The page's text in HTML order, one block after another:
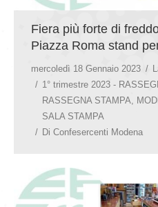
Fiera più forte di
Piazza Roma stand
mercoledì 18 Gennaio 2023
1° trimestre 2023 -
RASSEGNA STAMPA
SALA STAMPA
Di Confesercenti Modena